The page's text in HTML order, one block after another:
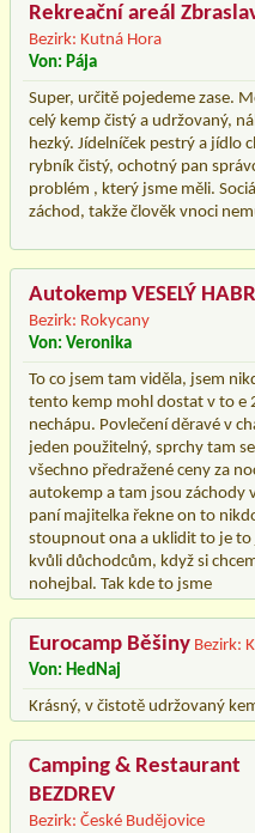
Rekreační areál
Bezirk: Kutná Hora
Von: Pája
Super, určitě pojedeme zase.
celý kemp čistý a udržovaný,
hezký. Jídelníček pestrý a
rybník čistý, ochotný pan
problém , který jsme měli.
záchod, takže člověk vnoci
Autokemp VESELÝ HABR
Bezirk: Rokycany
Von: Veronika
To co jsem tam viděla, jsem
tento kemp mohl dostat v to e
nechápu. Povlečení děravé v
jeden použitelný, sprchy tam
všechno předražené ceny za
autokemp a tam jsou záchody
paní majitelka řekne on to
stoupnout ona a uklidit to je
kvůli důchodcům, když si
nohejbal. Tak kde to jsme
Eurocamp Běšiny Bezirk:
Von: HedNaj
Krásný, v čistotě udržovaný
Camping & Restaurant
BEZDREV
Bezirk: České Budějovice